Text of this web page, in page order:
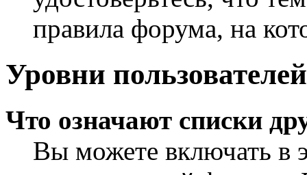
правила форума, на
Уровни
Что означают списки
Вы можете включать в